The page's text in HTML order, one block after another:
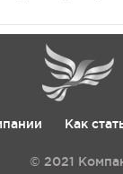
Как
© 2021